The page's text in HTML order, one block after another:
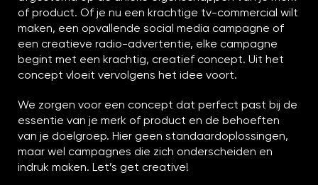
of product. Of je nu een krachtige tv-commercial wilt
maken, een opvallende social media campagne of
een creatieve radio-advertentie, elke campagne
begint met een krachtig, creatief concept. Uit het
concept vloeit vervolgens het idee voort.
We zorgen voor een concept dat perfect past bij de
essentie van je merk of product en de behoeften
van je doelgroep. Hier geen standaardoplossingen,
maar wel campagnes die zich onderscheiden en
indruk maken. Let’s get creative!